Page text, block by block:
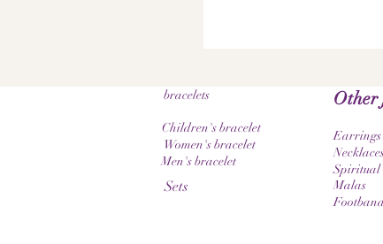
Other
Earrings
Spiritual
Malas
bracelets
Children's bracelet
Women's bracelet
Men's bracelet
Sets